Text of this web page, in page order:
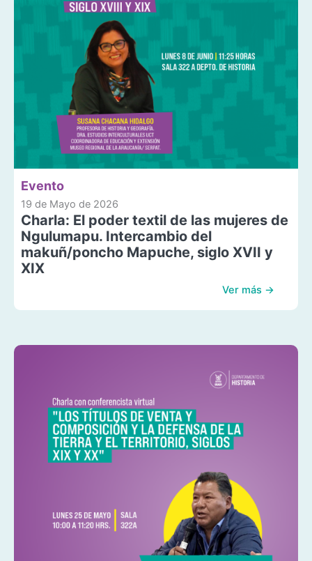
Evento
19 de Mayo de 2026
Charla: El poder textil de las mujeres de
Ngulumapu. Intercambio del
makuñ/poncho Mapuche, siglo XVII y
XIX
Ver más →